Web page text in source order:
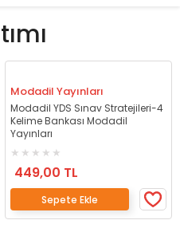
Modadil Yayınları
Modadil YDS Sınav Stratejileri-4
Kelime Bankası Modadil
Yayınları
449,00 TL
Sepete Ekle